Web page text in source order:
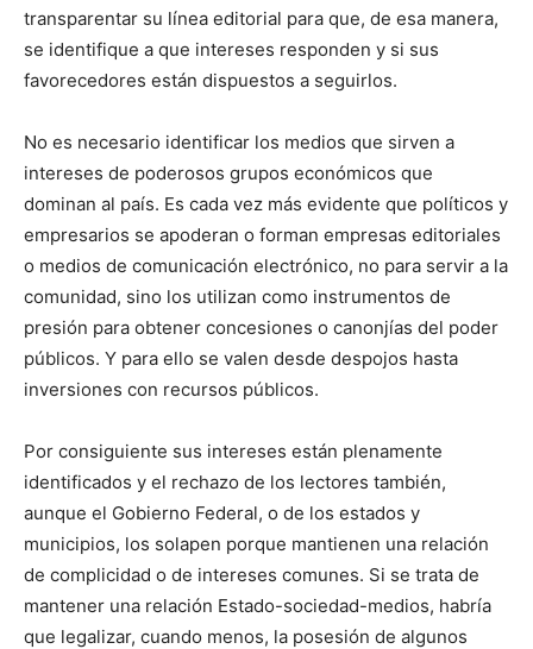
transparentar su línea editorial para que, de esa manera,
se identifique a que intereses responden y si sus
favorecedores están dispuestos a seguirlos.
No es necesario identificar los medios que sirven a
intereses de poderosos grupos económicos que
dominan al país. Es cada vez más evidente que políticos y
empresarios se apoderan o forman empresas editoriales
o medios de comunicación electrónico, no para servir a la
comunidad, sino los utilizan como instrumentos de
presión para obtener concesiones o canonjías del poder
públicos. Y para ello se valen desde despojos hasta
inversiones con recursos públicos.
Por consiguiente sus intereses están plenamente
identificados y el rechazo de los lectores también,
aunque el Gobierno Federal, o de los estados y
municipios, los solapen porque mantienen una relación
de complicidad o de intereses comunes. Si se trata de
mantener una relación Estado-sociedad-medios, habría
que legalizar, cuando menos, la posesión de algunos